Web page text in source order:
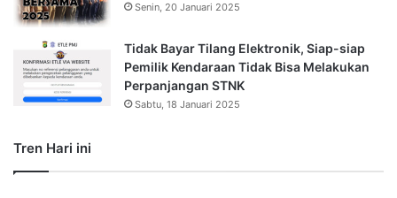
Senin, 20 Januari 2025
Tidak Bayar Tilang Elektronik, Siap-siap
Pemilik Kendaraan Tidak Bisa Melakukan
Perpanjangan STNK
Sabtu, 18 Januari 2025
Tren Hari ini